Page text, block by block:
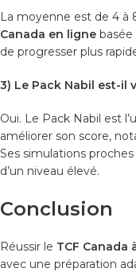
La moyenne est de 4 à
Canada en ligne basée
de progresser plus
3) Le Pack Nabil est-il
Oui. Le Pack Nabil est
améliorer son score,
Ses simulations
d’un niveau élevé.
Conclusion
Réussir le TCF Canada
avec une préparation